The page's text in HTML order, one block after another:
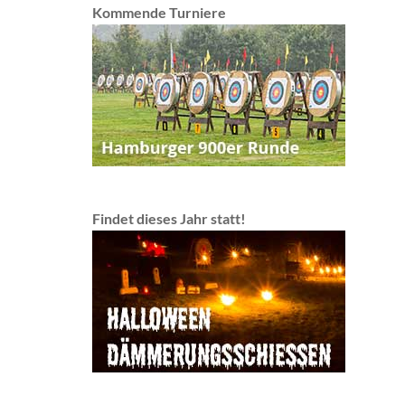
Kommende Turniere
Findet dieses Jahr statt!